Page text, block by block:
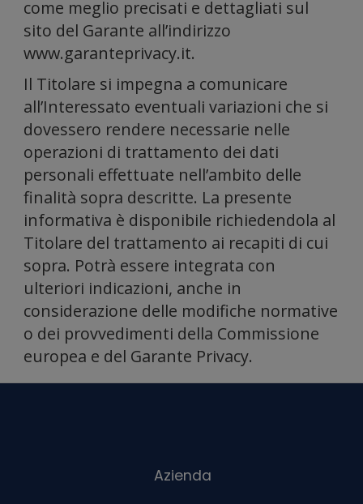
come meglio precisati e dettagliati sul
sito del Garante all’indirizzo
www.garanteprivacy.it.
Il Titolare si impegna a comunicare
all’Interessato eventuali variazioni che si
dovessero rendere necessarie nelle
operazioni di trattamento dei dati
personali effettuate nell’ambito delle
finalità sopra descritte. La presente
informativa è disponibile richiedendola al
Titolare del trattamento ai recapiti di cui
sopra. Potrà essere integrata con
ulteriori indicazioni, anche in
considerazione delle modifiche normative
o dei provvedimenti della Commissione
europea e del Garante Privacy.
e